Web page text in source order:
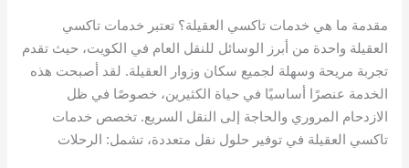
مقدمة ما هي خدمات تاكسي العقيلة؟ تعتبر خدمات تاكسي
العقيلة واحدة من أبرز الوسائل للنقل العام في الكويت، حيث تقدم
تجربة مريحة وسهلة لجميع سكان وزوار العقيلة. لقد أصبحت هذه
الخدمة عنصرًا أساسيًا في حياة الكثيرين، خصوصًا في ظل
الازدحام المروري والحاجة إلى النقل السريع. تخصص خدمات
تاكسي العقيلة في توفير حلول نقل متعددة، تشمل: الرحلات